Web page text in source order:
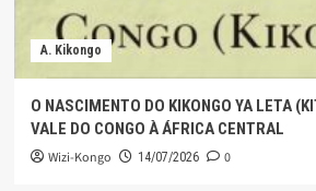
A. Kikongo
O NASCIMENTO DO KIKONGO YA LETA
VALE DO CONGO À ÁFRICA CENTRAL
Wizi-Kongo 14/07/2026 0